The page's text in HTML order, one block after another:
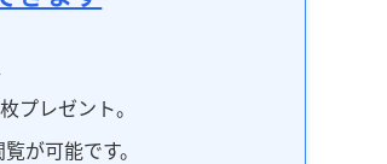
プレゼント。
が可能です。